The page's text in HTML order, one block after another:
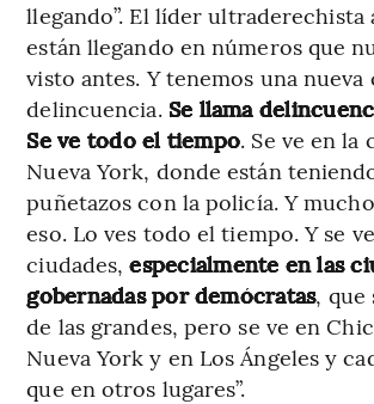
llegando”. El líder ultraderechista
están llegando en números que
visto antes. Y tenemos una nueva
delincuencia. Se llama
Se ve todo el tiempo. Se ve en la
Nueva York, donde están
puñetazos con la policía. Y
eso. Lo ves todo el tiempo. Y se
ciudades,especialmente en las
gobernadas por demócratas, que
de las grandes, pero se ve en
Nueva York y en Los Ángeles y
que en otros lugares”.